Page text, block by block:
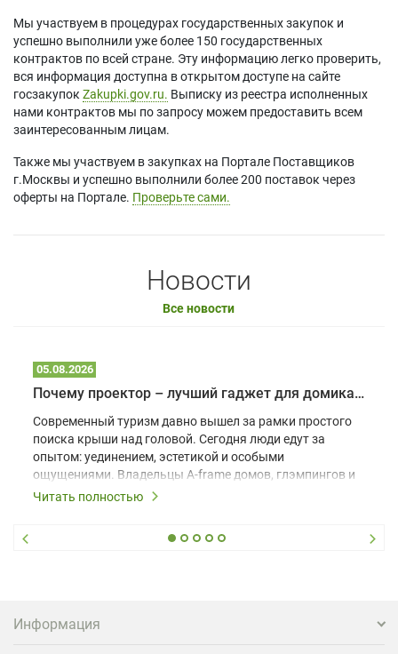
Мы участвуем в процедурах государственных закупок и
успешно выполнили уже более 150 государственных
контрактов по всей стране. Эту информацию легко проверить,
вся информация доступна в открытом доступе на сайте
госзакупок Zakupki.gov.ru. Выписку из реестра исполненных
нами контрактов мы по запросу можем предоставить всем
заинтересованным лицам.
Также мы участвуем в закупках на Портале Поставщиков
г.Москвы и успешно выполнили более 200 поставок через
оферты на Портале. Проверьте сами.
Новости
Все новости
05.08.2026
Почему проектор – лучший гаджет для домика в глэмпинге
Современный туризм давно вышел за рамки простого
поиска крыши над головой. Сегодня люди едут за
опытом: уединением, эстетикой и особыми
ощущениями. Владельцы A-frame домов, глэмпингов и
шале понимают, что конкуренция растет, и
вернуться и поделиться впечатлениями в соцсетях,
проектора.
Читать полностью
Информация